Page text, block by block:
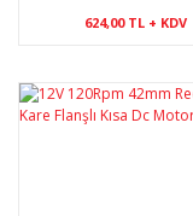
624,00 TL + KDV